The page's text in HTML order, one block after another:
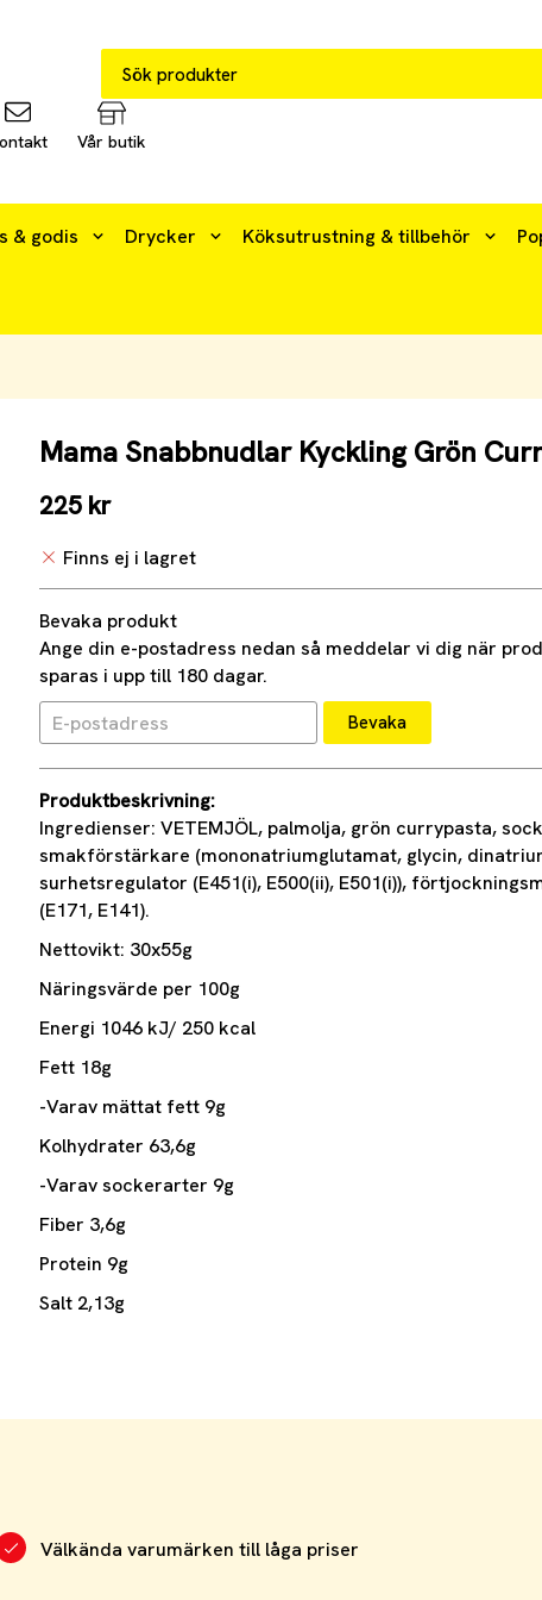
Vår butik
& godis Drycker Köksutrustning & tillbehör
Mama Snabbnudlar Kyckling Grön
225 kr
Finns ej i lagret
Bevaka produkt
Ange din e-postadress nedan så meddelar vi dig när
sparas i upp till 180 dagar.
Bevaka
Produktbeskrivning:
Ingredienser: VETEMJÖL, palmolja, grön currypasta,
smakförstärkare (mononatriumglutamat, glycin,
surhetsregulator (E451(i), E500(ii), E501(i)),
(E171, E141).
Nettovikt: 30x55g
Näringsvärde per 100g
Energi 1046 kJ/ 250 kcal
Fett 18g
-Varav mättat fett 9g
Kolhydrater 63,6g
-Varav sockerarter 9g
Fiber 3,6g
Protein 9g
Salt 2,13g
Välkända varumärken till låga priser